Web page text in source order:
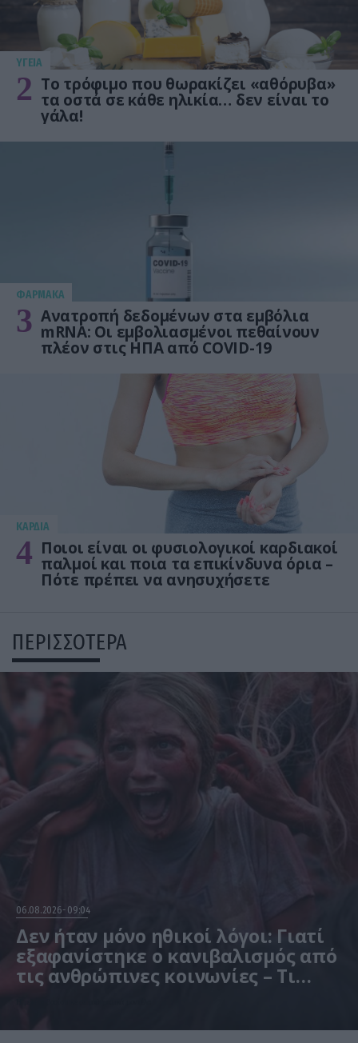
ΥΓΕΙΑ
2 Το τρόφιμο που θωρακίζει «αθόρυβα»
τα οστά σε κάθε ηλικία… δεν είναι το
γάλα!
ΦΑΡΜΑΚΑ
3 Ανατροπή δεδομένων στα εμβόλια
mRNA: Οι εμβολιασμένοι πεθαίνουν
πλέον στις ΗΠΑ από COVID-19
KΑΡΔΙΑ
4 Ποιοι είναι οι φυσιολογικοί καρδιακοί
παλμοί και ποια τα επικίνδυνα όρια –
Πότε πρέπει να ανησυχήσετε
ΠΕΡΙΣΣΟΤΕΡΑ
06.08.2026 09:04
Δεν ήταν μόνο ηθικοί λόγοι: Γιατί
εξαφανίστηκε ο κανιβαλισμός από
τις ανθρώπινες κοινωνίες – Τι